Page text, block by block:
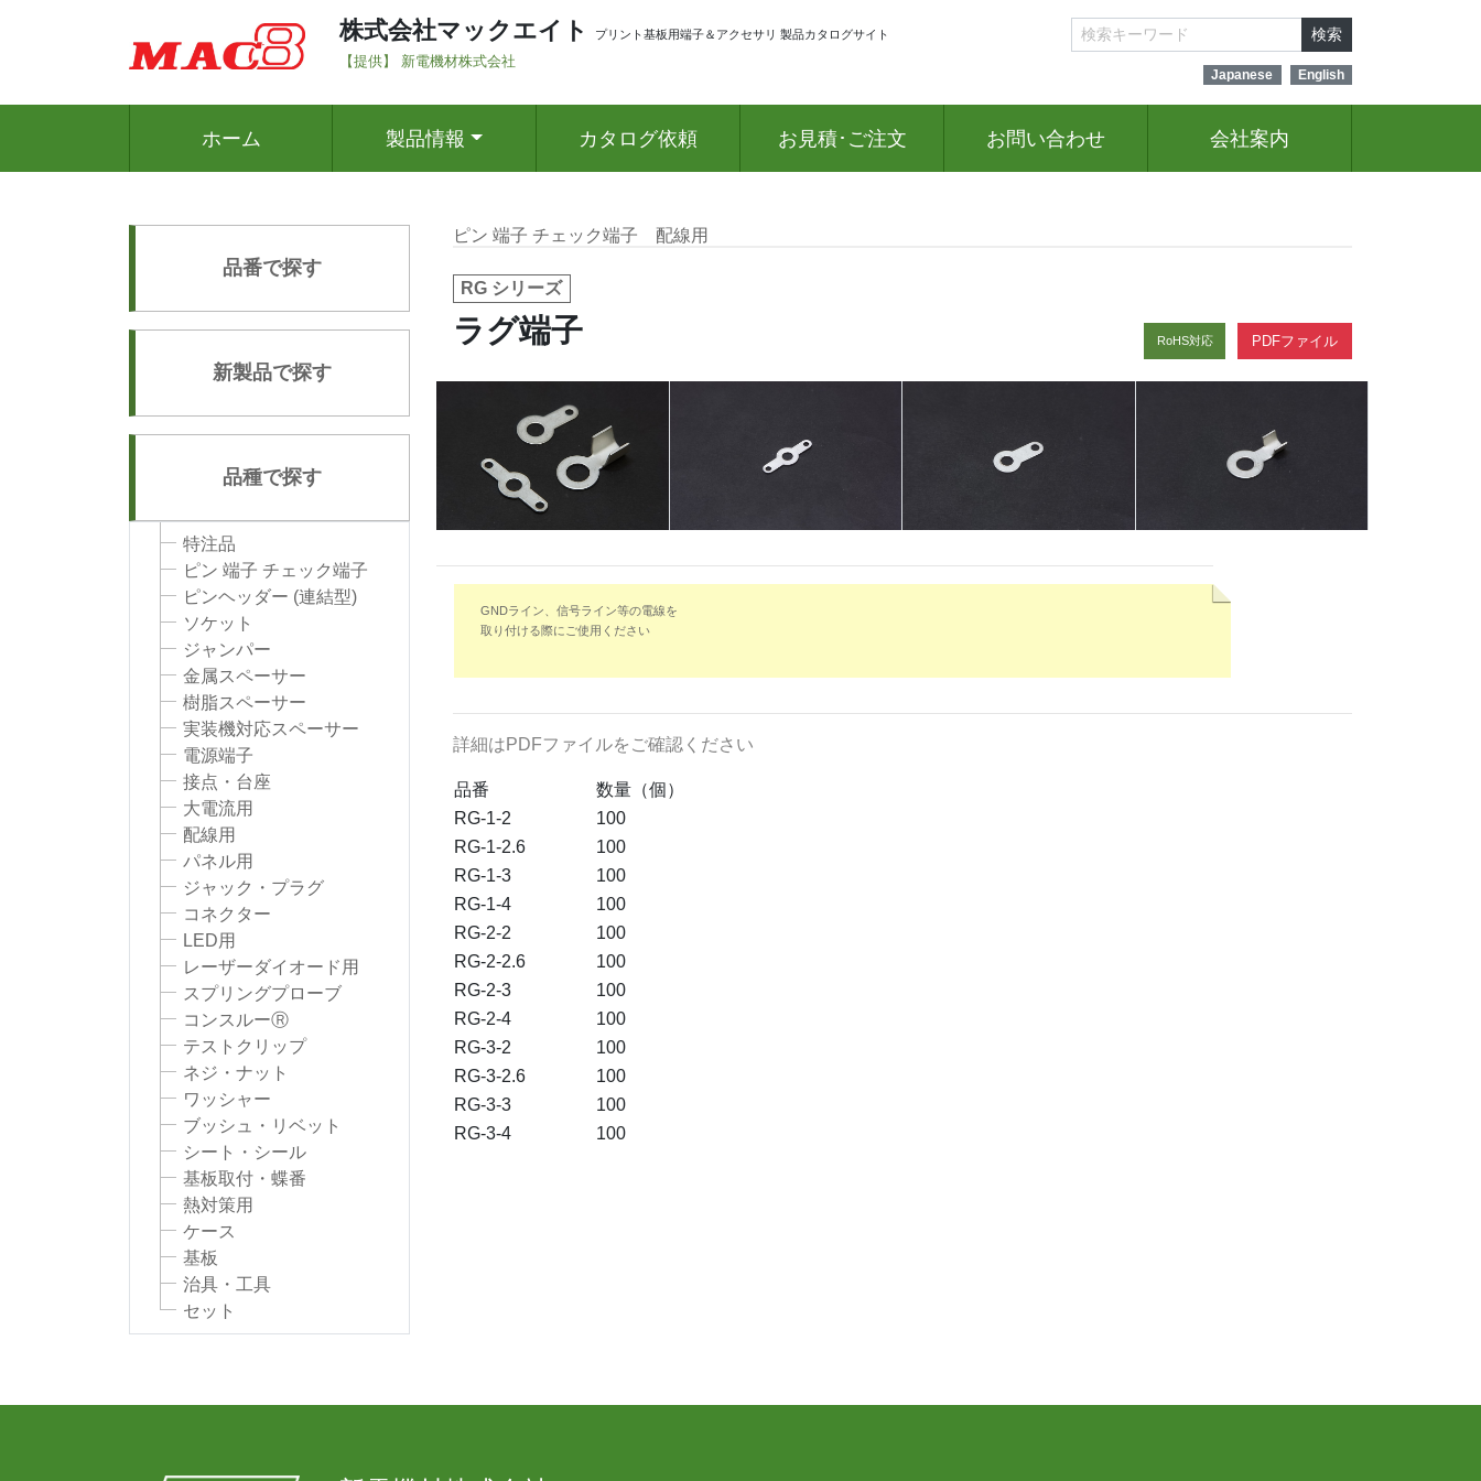
株式会社マックエイト プリント基板用端子＆アクセサリ 製品カタログサイト
【提供】 新電機材株式会社
検索
Japanese English
ホーム 製品情報 カタログ依頼 お見積･ご注文 お問い合わせ 会社案内
品番で探す
新製品で探す
品種で探す
特注品
ピン 端子 チェック端子
ピンヘッダー (連結型)
ソケット
ジャンパー
金属スペーサー
樹脂スペーサー
実装機対応スペーサー
電源端子
接点・台座
大電流用
配線用
パネル用
ジャック・プラグ
コネクター
LED用
レーザーダイオード用
スプリングプローブ
コンスルーⓇ
テストクリップ
ネジ・ナット
ワッシャー
ブッシュ・リベット
シート・シール
基板取付・蝶番
熱対策用
ケース
基板
治具・工具
セット
ピン 端子 チェック端子 配線用
RG シリーズ
ラグ端子 PDFファイル
RoHS対応
GNDライン、信号ライン等の電線を
取り付ける際にご使用ください
詳細はPDFファイルをご確認ください
品番
数量（個）
RG-1-2
100
RG-1-2.6
100
RG-1-3
100
RG-1-4
100
RG-2-2
100
RG-2-2.6
100
RG-2-3
100
RG-2-4
100
RG-3-2
100
RG-3-2.6
100
RG-3-3
100
RG-3-4
100